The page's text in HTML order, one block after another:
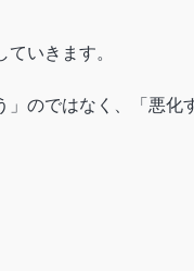
いきます。
」のではなく、「悪